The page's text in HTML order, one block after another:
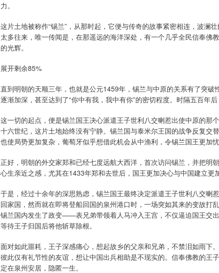
力。
这片土地被称作“锡兰”，从那时起，它便与传奇的故事紧密相连，波澜
太多往来，唯一传闻是，在那遥远的海洋深处，有一个几乎全民信奉佛
的光辉。
展开剩余85%
直到明朝的天顺三年，也就是公元1459年，锡兰与中原的关系有了突
逐渐加深，甚至达到了“你中有我，我中有你”的密切程度。时隔五百年
这一切的起点，便是锡兰国王决心派遣王子世利八交喇惹出使中原的那
十六世纪，这片土地始终没有宁静。锡兰国与泰米尔王国的战争反复交
也使局势更加复杂，葡萄牙似乎想借此机会从中渔利，令锡兰国王更加忧
正好，明朝的外交家郑和已经七度远航大西洋，首次访问锡兰，并把明
心生亲近之感，尤其在1433年郑和去世后，国王更加决心与中国建立更
于是，经过十余年的深思熟虑，锡兰国王最终决定派遣王子世利八交喇
回家国，然而就在即将登船回国的泉州港口时，一场突如其来的变故打
锡兰国内发生了政变——表兄弟带领着人马冲入王宫，不仅逼迫国王交
等待王子归国后将他斩草除根。
面对如此噩耗，王子深感痛心，想起故乡的父亲和兄弟，不禁泪如雨下
彼此仅有礼节性的友谊，想让中国出兵相助是不现实的。信奉佛教的王
定在泉州安居，隐匿一生。